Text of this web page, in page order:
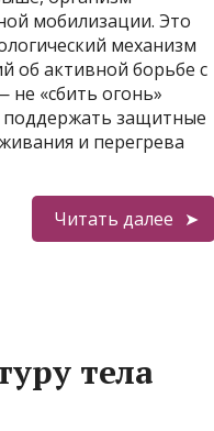
мобилизации. Это
механизм
об активной борьбе с
«сбить огонь»
защитные
и перегрева
Читать далее
тела